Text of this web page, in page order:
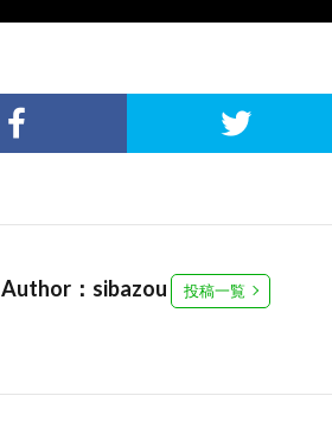
Author：sibazou 投稿一覧